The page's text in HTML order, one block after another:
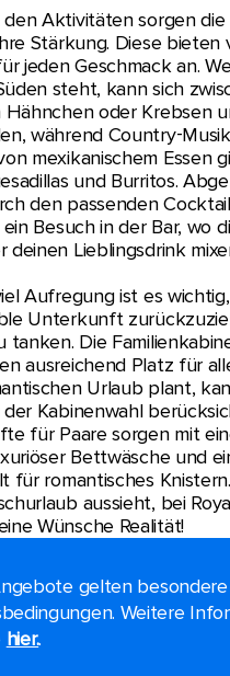
Aktivitäten sorgen die
Stärkung. Diese bieten
jeden Geschmack an.
steht, kann sich
Hähnchen oder Krebsen
während Country-
mexikanischem Essen
und Burritos.
den passenden
Besuch in der Bar, wo
deinen Lieblingsdrink
Aufregung ist es
Unterkunft
tanken. Die
ausreichend Platz für
Urlaub plant,
Kabinenwahl
für Paare sorgen mit
Bettwäsche und
für romantisches
aussieht, bei
Wünsche Realität!
gelten besondere
Weitere
hier..